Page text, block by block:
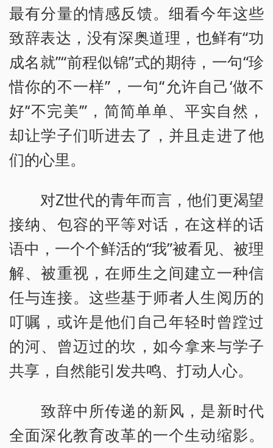
最有分量的情感反馈。细看今年这些
致辞表达，没有深奥道理，也鲜有“功
成名就”“前程似锦”式的期待，一句“珍
惜你的不一样”，一句“允许自己‘做不
好’‘不完美’”，简简单单、平实自然，
却让学子们听进去了，并且走进了他
们的心里。
对Z世代的青年而言，他们更渴望
接纳、包容的平等对话，在这样的话
语中，一个个鲜活的“我”被看见、被理
解、被重视，在师生之间建立一种信
任与连接。这些基于师者人生阅历的
叮嘱，或许是他们自己年轻时曾蹚过
的河、曾迈过的坎，如今拿来与学子
共享，自然能引发共鸣、打动人心。
致辞中所传递的新风，是新时代
全面深化教育改革的一个生动缩影。